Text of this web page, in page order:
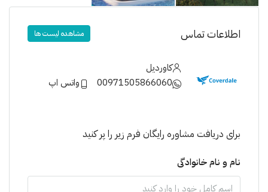
اطلاعات تماس مشاهده لیست ها
کاوردیل
00971505866060
واتس اپ
برای دریافت مشاوره رایگان فرم زیر را پر کنید
نام و نام خانوادگی